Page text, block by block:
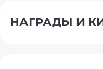
НАГРАДЫ И